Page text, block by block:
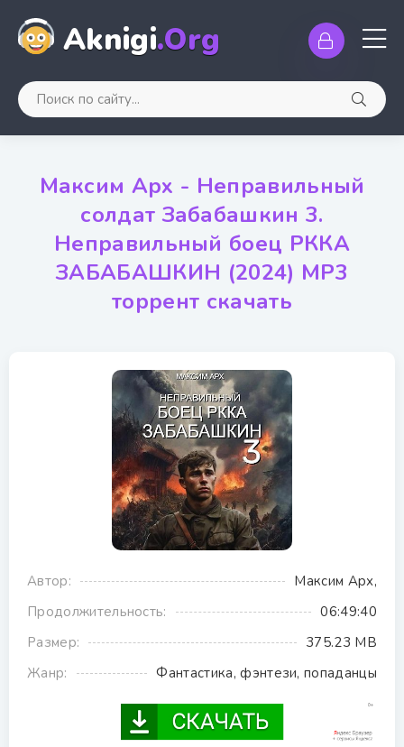
Aknigi.Org
Максим Арх - Неправильный
солдат Забабашкин 3.
Неправильный боец РККА
ЗАБАБАШКИН (2024) МР3
торрент скачать
Автор:
Максим Арх,
Продолжительность:
06:49:40
Размер:
375.23 MB
Жанр:
Фантастика, фэнтези, попаданцы